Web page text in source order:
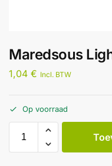
Maredsous
1,04 € Incl. BTW
Op voorraad